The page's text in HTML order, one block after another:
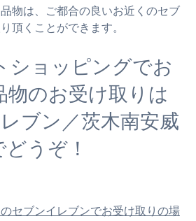
物は、ご都合の良いお近くのセブ
頂くことができます。
ショッピングでお
物のお受け取りは
ブン／茨木南安威
うぞ！
セブンイレブンでお受け取りの場